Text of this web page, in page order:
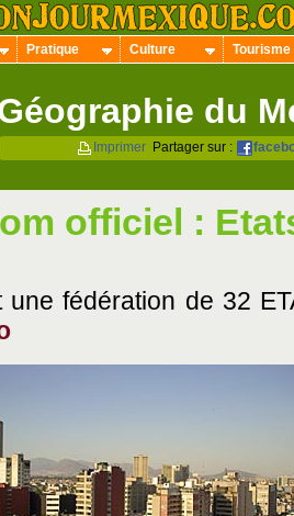
Pratique Culture Tourisme
du
Imprimer Partager sur :
officiel :
une fédération de 32